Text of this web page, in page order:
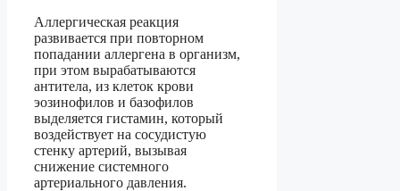
Аллергическая реакция
развивается при повторном
попадании аллергена в организм,
при этом вырабатываются
антитела, из клеток крови
эозинофилов и базофилов
выделяется гистамин, который
воздействует на сосудистую
стенку артерий, вызывая
снижение системного
артериального давления.